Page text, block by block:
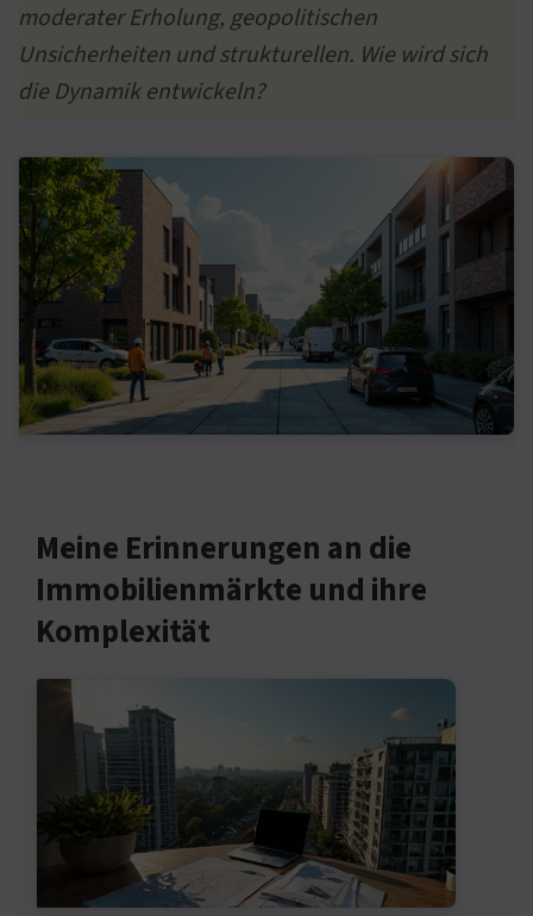
moderater Erholung, geopolitischen
Unsicherheiten und strukturellen. Wie wird sich
die Dynamik entwickeln?
Meine Erinnerungen an die
Immobilienmärkte und ihre
Komplexität